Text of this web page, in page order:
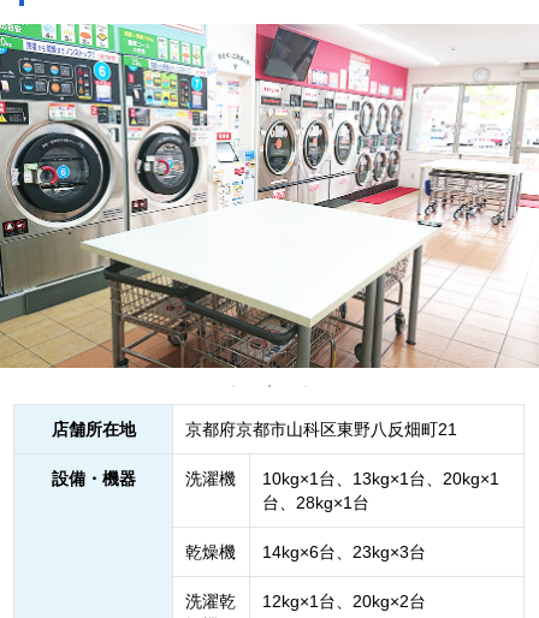
店舗所在地 京都府京都市山科区東野八反畑町21
設備・機器 洗濯機
10kg×1台、13kg×1台、20kg×1
台、28kg×1台
乾燥機 14kg×6台、23kg×3台
洗濯乾
12kg×1台、20kg×2台